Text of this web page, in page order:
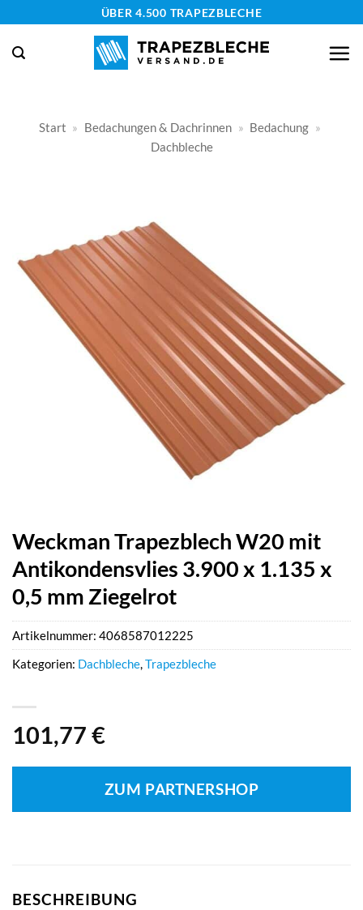
springen
ÜBER 4.500 TRAPEZBLECHE
Start » Bedachungen & Dachrinnen » Bedachung »
Dachbleche
Weckman Trapezblech W20 mit
Antikondensvlies 3.900 x 1.135 x
0,5 mm Ziegelrot
101,77 €
ZUM PARTNERSHOP
Artikelnummer: 4068587012225
Kategorien: Dachbleche,Trapezbleche
BESCHREIBUNG